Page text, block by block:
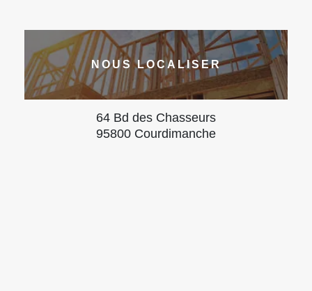
NOUS LOCALISER
64 Bd des Chasseurs
95800 Courdimanche